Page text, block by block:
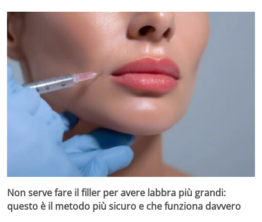
Non serve fare il filler per avere labbra più grandi:
questo è il metodo più sicuro e che funziona davvero